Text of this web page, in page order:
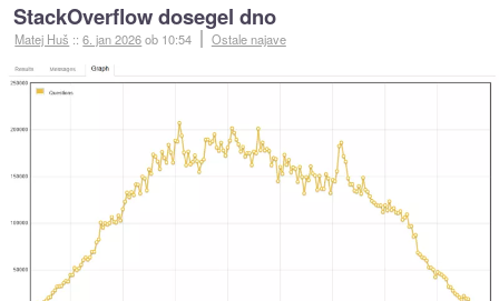
StackOverflow dosegel dno
Matej Huš ::6. jan 2026ob 10:54 Ostale najave